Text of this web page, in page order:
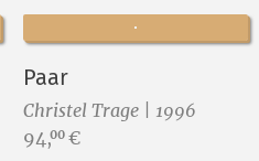
Paar
Christel Trage | 1996
Preis:
94,00 €